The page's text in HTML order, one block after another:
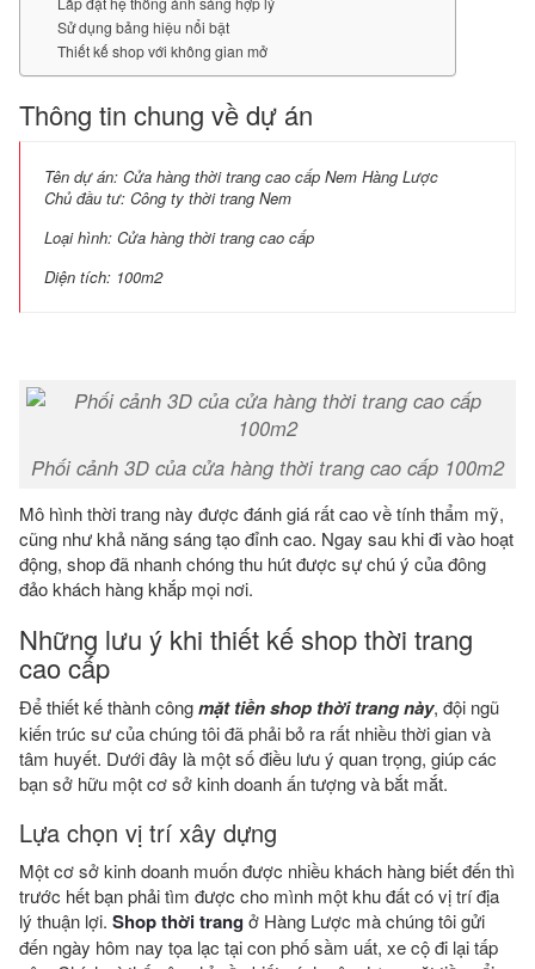
Sử dụng bảng hiệu nổi bật
Thiết kế shop với không gian mở
Thông tin chung về dự án
Tên dự án: Cửa hàng thời trang cao cấp Nem Hàng Lược
Chủ đầu tư: Công ty thời trang Nem
Loại hình: Cửa hàng thời trang cao cấp
Diện tích: 100m2
Phối cảnh 3D của cửa hàng thời trang cao cấp 100m2
Mô hình thời trang này được đánh giá rất cao về tính thẩm mỹ,
cũng như khả năng sáng tạo đỉnh cao. Ngay sau khi đi vào hoạt
động, shop đã nhanh chóng thu hút được sự chú ý của đông
đảo khách hàng khắp mọi nơi.
Những lưu ý khi thiết kế shop thời trang
cao cấp
Để thiết kế thành côngmặt tiền shop thời trang này, đội ngũ
kiến trúc sư của chúng tôi đã phải bỏ ra rất nhiều thời gian và
tâm huyết. Dưới đây là một số điều lưu ý quan trọng, giúp các
bạn sở hữu một cơ sở kinh doanh ấn tượng và bắt mắt.
Lựa chọn vị trí xây dựng
Một cơ sở kinh doanh muốn được nhiều khách hàng biết đến thì
trước hết bạn phải tìm được cho mình một khu đất có vị trí địa
lý thuận lợi. Shop thời trang ở Hàng Lược mà chúng tôi gửi
đến ngày hôm nay tọa lạc tại con phố sầm uất, xe cộ đi lại tấp